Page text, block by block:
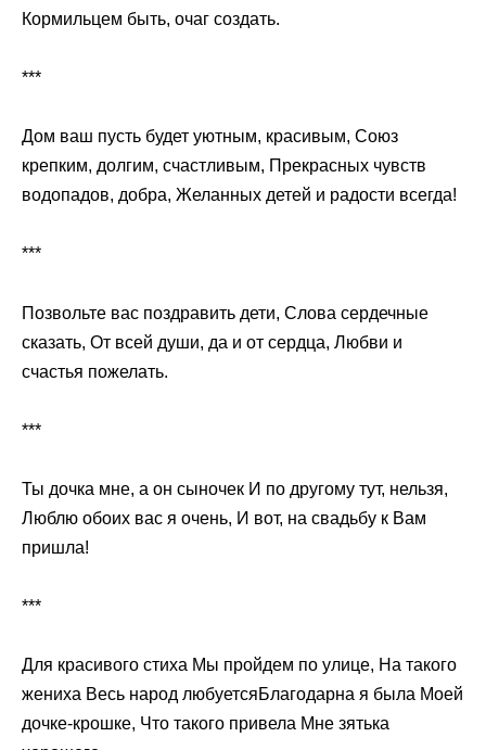
Кормильцем быть, очаг создать.
***
Дом ваш пусть будет уютным, красивым, Союз
крепким, долгим, счастливым, Прекрасных чувств
водопадов, добра, Желанных детей и радости всегда!
***
Позвольте вас поздравить дети, Слова сердечные
сказать, От всей души, да и от сердца, Любви и
счастья пожелать.
***
Ты дочка мне, а он сыночек И по другому тут, нельзя,
Люблю обоих вас я очень, И вот, на свадьбу к Вам
пришла!
***
Для красивого стиха Мы пройдем по улице, На такого
жениха Весь народ любуетсяБлагодарна я была Моей
дочке-крошке, Что такого привела Мне зятька